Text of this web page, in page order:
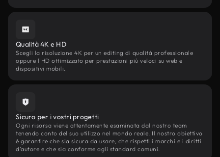
Qualità 4K e HD
Scegli la risoluzione 4K per un editing di qualità professionale
oppure l'HD ottimizzato per prestazioni più veloci su web e
dispositivi mobili.
Sicuro per i vostri progetti
Ogni risorsa viene attentamente esaminata dal nostro team
tenendo conto del suo utilizzo nel mondo reale. Il nostro obiettivo
è garantire che sia sicura da usare, che rispetti i marchi e i diritti
d'autore e che sia conforme agli standard comuni.